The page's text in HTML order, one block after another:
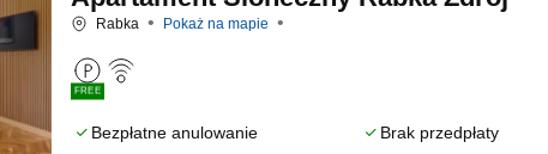
Rabka Pokaż na mapie
FREE
Bezpłatne anulowanie Brak przedpłaty